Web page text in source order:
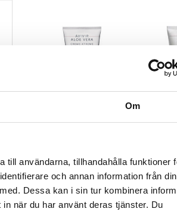
Om
till användarna, tillhandahålla funktioner
och annan information från
Dessa kan i sin tur kombinera
när du har använt deras tjänster. Du
Aloe Vera Creme Xtreme
15,90 €
Avivir
12,90 €